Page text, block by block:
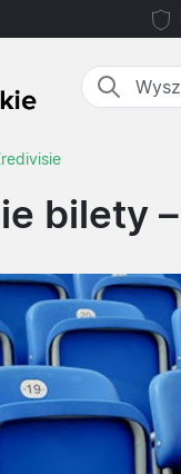
bilety